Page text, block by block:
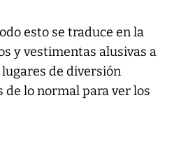
esto se traduce en la
y vestimentas alusivas a
de diversión
de lo normal para ver los